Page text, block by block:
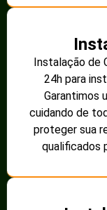
Instalação de
24h para
Garantimos
cuidando de
proteger sua
qualificados